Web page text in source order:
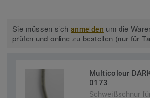
Sie müssen sichanmelden um die
prüfen und online zu bestellen (nur für
Multicolour
0173
Schweißschnur